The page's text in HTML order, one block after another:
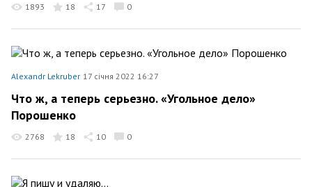
1893 18 17 0
Alexandr Lekruber 17 січня 2022 16:27
Что ж, а теперь серьезно. «Угольное дело»
Порошенко
2768 18 10 0